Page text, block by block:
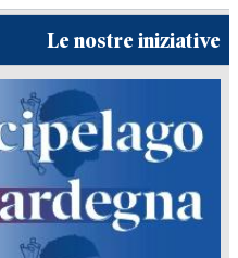
Le nostre iniziative